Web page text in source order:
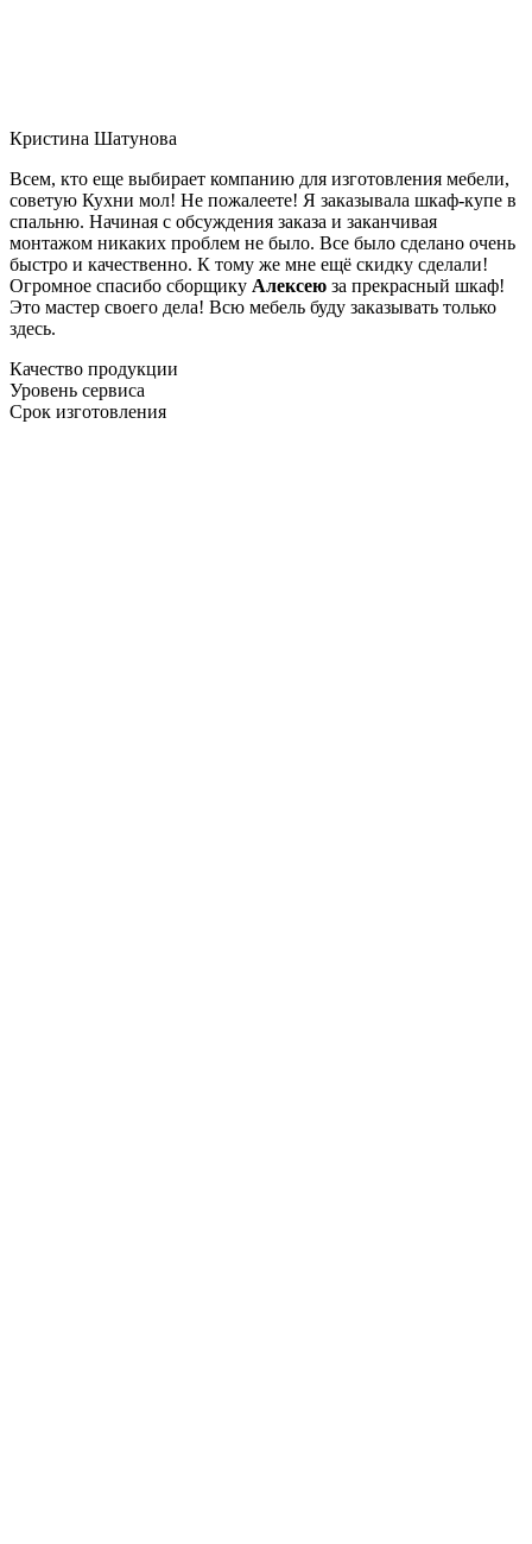
Кристина Шатунова
Всем, кто еще выбирает компанию для изготовления мебели,
советую Кухни мол! Не пожалеете! Я заказывала шкаф-купе в
спальню. Начиная с обсуждения заказа и заканчивая
монтажом никаких проблем не было. Все было сделано очень
быстро и качественно. К тому же мне ещё скидку сделали!
Огромное спасибо сборщику Алексею за прекрасный шкаф!
Это мастер своего дела! Всю мебель буду заказывать только
здесь.
Качество продукции
Уровень сервиса
Срок изготовления